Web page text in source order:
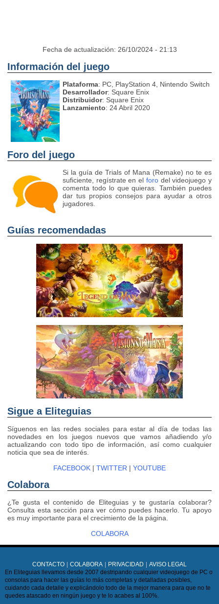
Fecha de actualización: 26/10/2024 - 21:13
Información del juego
Plataforma: PC, PlayStation 4, Nintendo Switch
Desarrollador: Square Enix
Distribuidor: Square Enix
Lanzamiento: 24 Abril 2020
Foro del juego
Si la guía de Trials of Mana (Remake) no te es
suficiente, regístrate en el forodel videojuego y
comenta todo lo que quieras. También puedes
dar tus propios consejos para ayudar a otros
jugadores.
Guías recomendadas
Sigue a Eliteguias
Síguenos en las redes sociales para estar al día de todas las
novedades en los juegos nuevos que vamos añadiendo y/o
actualizando con todo tipo de información, así como cualquier
noticia que sea de interés.
FACEBOOK | TWITTER | YOUTUBE
Colabora
¿Te gusta el contenido de Eliteguias y te gustaría colaborar?
Consulta esta sección para ver cómo puedes hacerlo. Tu apoyo
es muy importante para el crecimiento de la página.
COLABORA
CONTACTO COLABORA PRIVACIDAD
AVISO LEGAL
En Eliteguias llevamos desde 2007 destripando cualquier videojuego de PC o
consolas para hacer las guías lo más completas y detalladas posibles,
cuidando cada detalle y explicándolo todo de la mejor manera para que no te
quedes atascado en ningún juego y te lo acabes al 100%.